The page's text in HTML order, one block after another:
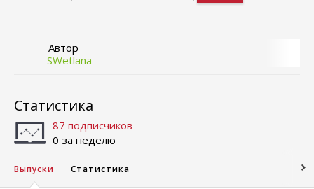
Автор
SWetlana
Статистика
87 подписчиков
0 за неделю
Выпуски Статистика